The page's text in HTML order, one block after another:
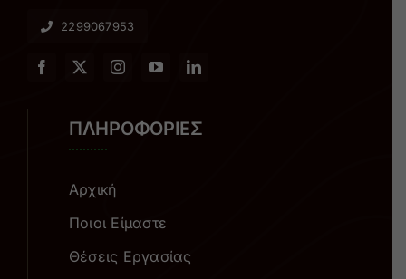
2299067953
ΠΛΗΡΟΦΟΡΙΕΣ
Αρχική
Ποιοι Είμαστε
Θέσεις Εργασίας